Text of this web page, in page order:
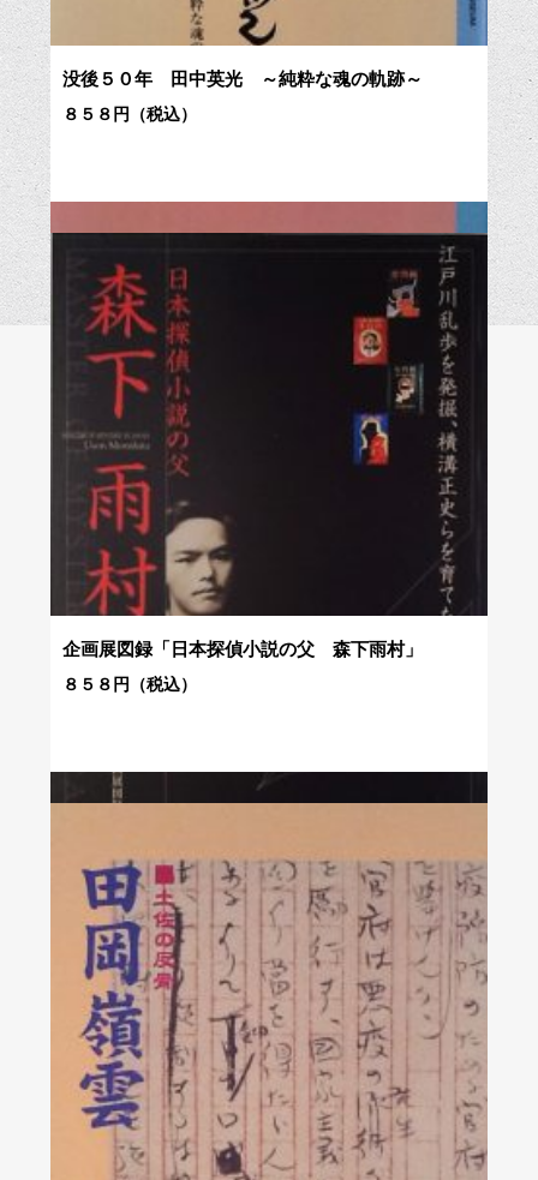
没後５０年 田中英光 ～純粋な魂の軌跡～
８５８円（税込）
企画展図録「日本探偵小説の父 森下雨村」
８５８円（税込）